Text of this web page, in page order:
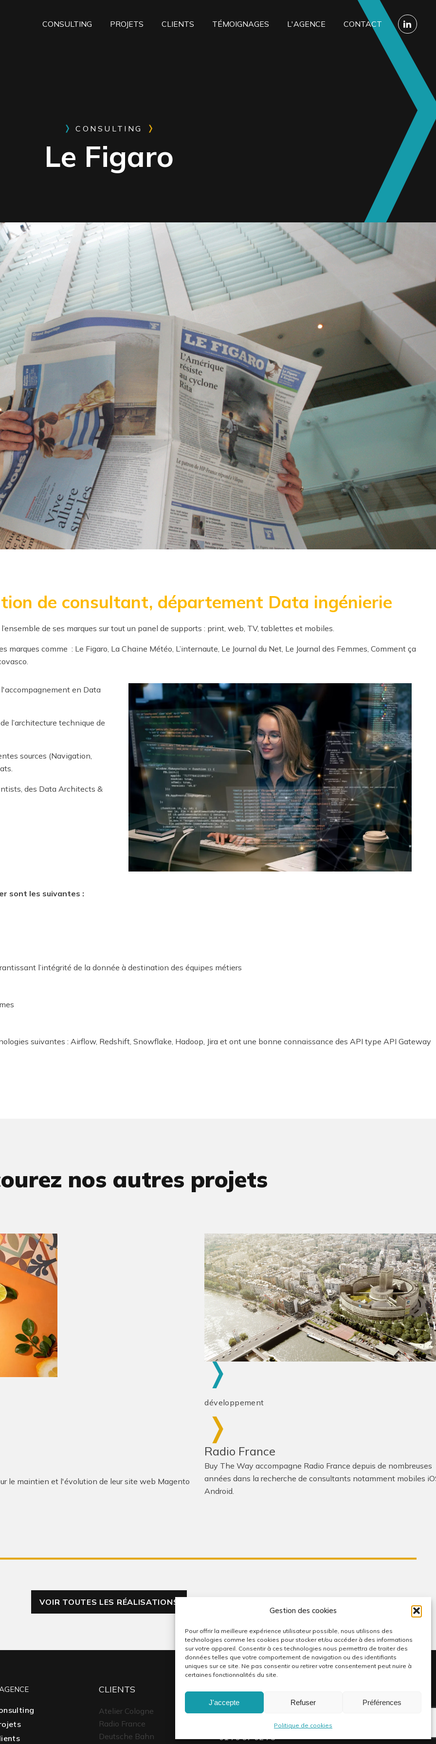
Gestion des cookies
Pour offrir la meilleure expérience utilisateur possible, nous utilisons des
technologies comme les cookies pour stocker et/ou accéder à des informations
sur votre appareil. Consentir à ces technologies nous permettra de traiter des
données telles que votre comportement de navigation ou des identifiants
uniques sur ce site. Ne pas consentir ou retirer votre consentement peut nuire à
certaines fonctionnalités du site.
J'accepte Refuser Préférences
Politique de cookies
CONSULTING PROJETS CLIENTS TÉMOIGNAGES L'AGENCE CONTACT
CONSULTING
Le Figaro
de consultant, département Data ingénierie
de ses marques sur tout un panel de supports : print, web, TV, tablettes et mobiles.
comme : Le Figaro, La Chaine Météo, L’internaute, Le Journal du Net, Le Journal des Femmes, Comment ça
l'accompagnement en Data
l’architecture technique de
sources (Navigation,
des Data Architects &
sont les suivantes :
l’intégrité de la donnée à destination des équipes métiers
suivantes : Airflow, Redshift, Snowflake, Hadoop, Jira et ont une bonne connaissance des API type API Gateway
nos autres projets
le maintien et l'évolution de leur site web Magento
développement
Radio France
Buy The Way accompagne Radio France depuis de nombreuses
années dans la recherche de consultants notamment mobiles
Android.
VOIR TOUTES LES RÉALISATIONS
CLIENTS
Atelier Cologne
Radio France
Deutsche Bahn
CONTACT
231 rue Saint Honoré
01 79 97 02 78